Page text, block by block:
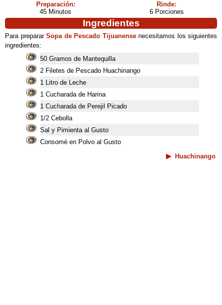
Preparación:
45 Minutos
Rinde:
6 Porciones
Ingredientes
Para preparar Sopa de Pescado Tijuanensenecesitamos los siguientes
ingredientes:
50 Gramos de Mantequilla
2 Filetes de Pescado Huachinango
1 Litro de Leche
1 Cucharada de Harina
1 Cucharada de Perejil Picado
1/2 Cebolla
Sal y Pimienta al Gusto
Consomé en Polvo al Gusto
Huachinango